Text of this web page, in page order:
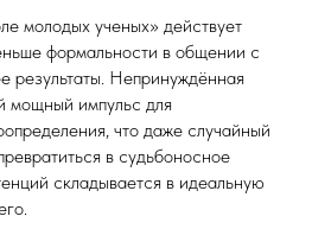
молодых ученых» действует
формальности в общении с
результаты. Непринуждённая
мощный импульс для
что даже случайный
в судьбоносное
складывается в идеальную